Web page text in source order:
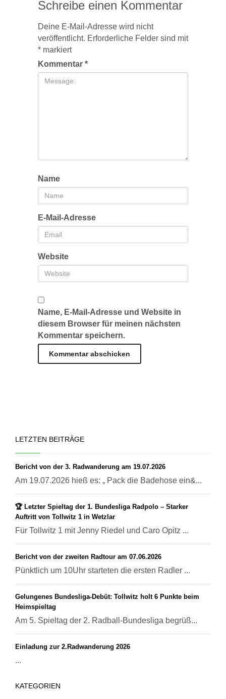
Schreibe einen Kommentar
Deine E-Mail-Adresse wird nicht
veröffentlicht. Erforderliche Felder sind mit
* markiert
Kommentar *
Name
E-Mail-Adresse
Website
Name, E-Mail-Adresse und Website in
diesem Browser für meinen nächsten
Kommentar speichern.
LETZTEN BEITRÄGE
Bericht von der 3. Radwanderung am 19.07.2026
Am 19.07.2026 hieß es: „ Pack die Badehose ein&...
🏆 Letzter Spieltag der 1. Bundesliga Radpolo – Starker
Auftritt von Tollwitz 1 in Wetzlar
Für Tollwitz 1 mit Jenny Riedel und Caro Opitz ...
Bericht von der zweiten Radtour am 07.06.2026
Pünktlich um 10Uhr starteten die ersten Radler ...
Gelungenes Bundesliga-Debüt: Tollwitz holt 6 Punkte beim
Heimspieltag
Am 5. Spieltag der 2. Radball-Bundesliga begrüß...
Einladung zur 2.Radwanderung 2026
...
KATEGORIEN